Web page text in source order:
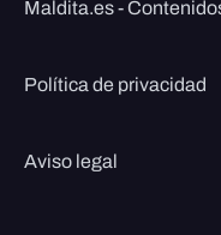
Maldita.es -
Política de privacidad
Aviso legal